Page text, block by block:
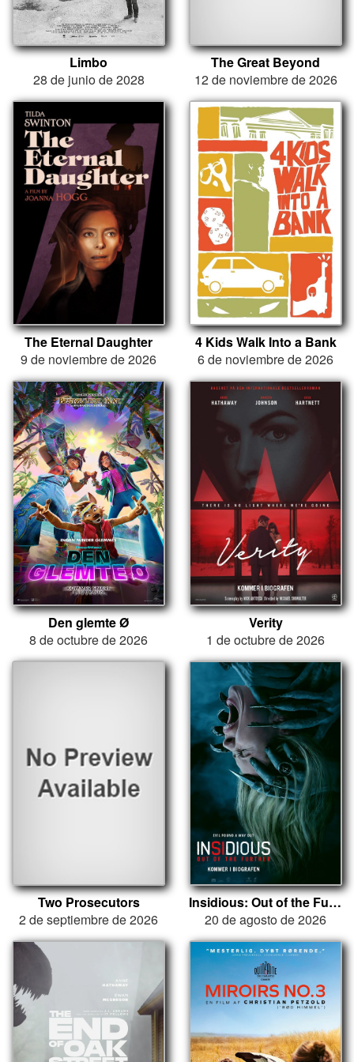
Limbo
28 de junio de 2028
The Great Beyond
12 de noviembre de 2026
The Eternal Daughter
9 de noviembre de 2026
4 Kids Walk Into a Bank
6 de noviembre de 2026
Den glemte Ø
8 de octubre de 2026
Verity
1 de octubre de 2026
Two Prosecutors
2 de septiembre de 2026
Insidious: Out of the Further
20 de agosto de 2026